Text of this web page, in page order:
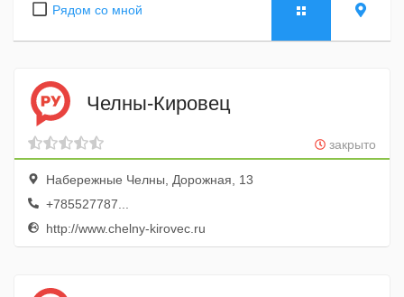
Рядом со мной
Челны-Кировец
закрыто
Набережные Челны, Дорожная, 13
+785527787...
http://www.chelny-kirovec.ru